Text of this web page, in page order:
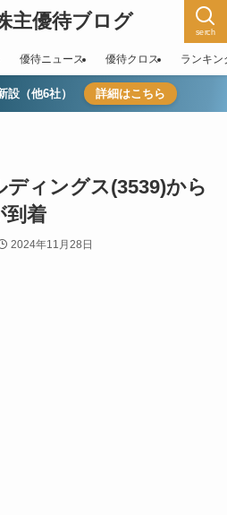
主優待ブログ serch
優待ニュース 優待クロス ランキン
設（他6社） 詳細はこちら
ディングス(3539)から
到着
2024年11月28日